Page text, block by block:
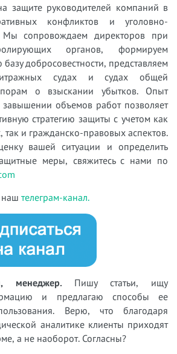
защите руководителей компаний в
конфликтов и уголовно-
Мы сопровождаем директоров при
органов, формируем
базу добросовестности, представляем
судах и судах общей
о взыскании убытков. Опыт
объемов работ позволяет
стратегию защиты с учетом как
и гражданско-правовых аспектов.
вашей ситуации и определить
меры, свяжитесь с нами по
наш телеграм-канал.
менеджер. Пишу статьи, ищу
и предлагаю способы ее
Верю, что благодаря
аналитике клиенты приходят
а не наоборот. Согласны?